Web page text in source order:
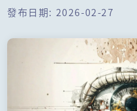
發布日期: 2026-02-27